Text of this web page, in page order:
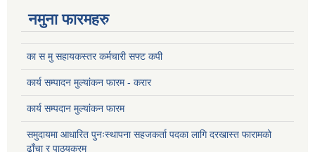
नमुना फारमहरु
का स मु सहायकस्तर कर्मचारी सफ्ट कपी
कार्य सम्पादन मुल्यांकन फारम - करार
कार्य सम्पदान मुल्यांकन फारम
समुदायमा आधारित पुनःस्थापना सहजकर्ता पदका लागि दरखास्त फारामको
ढाँचा र पाठ्यक्रम